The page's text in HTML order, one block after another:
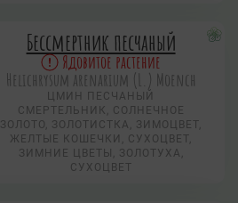
Бессмертник песчаный
Ядовитое растение
Helichrysum arenarium (L.) Moench
ЦМИН ПЕСЧАНЫЙ
СМЕРТЕЛЬНИК, СОЛНЕЧНОЕ
ЗОЛОТО, ЗОЛОТИСТКА, ЗИМОЦВЕТ,
ЖЕЛТЫЕ КОШЕЧКИ, СУХОЦВЕТ,
ЗИМНИЕ ЦВЕТЫ, ЗОЛОТУХА,
СУХОЦВЕТ